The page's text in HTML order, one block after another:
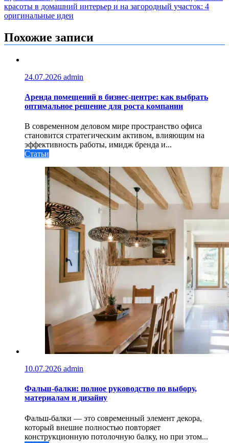
по
записям
красоты в домашний интерьер и на загородный участок: 4
оригинальные идеи
Похожие записи
24.07.2026 admin
Аренда помещений в бизнес‑центре: как выбрать
оптимальное решение для роста компании
В современном деловом мире пространство офиса
становится стратегическим активом, влияющим на
эффективность работы, имидж бренда и...
Статьи
10.07.2026 admin
Фальш-балки: полное руководство по выбору,
материалам и дизайну
Фальш-балки — это современный элемент декора,
который внешне полностью повторяет
конструкционную потолочную балку, но при этом...